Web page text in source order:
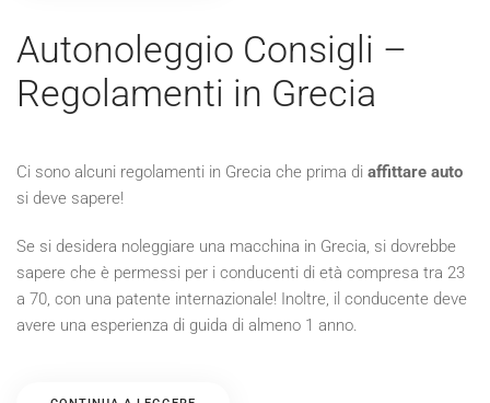
Autonoleggio Consigli –
Regolamenti in Grecia
Ci sono alcuni regolamenti in Grecia che prima di affittare auto
si deve sapere!
Se si desidera noleggiare una macchina in Grecia, si dovrebbe
sapere che è permessi per i conducenti di età compresa tra 23
a 70, con una patente internazionale! Inoltre, il conducente deve
avere una esperienza di guida di almeno 1 anno.